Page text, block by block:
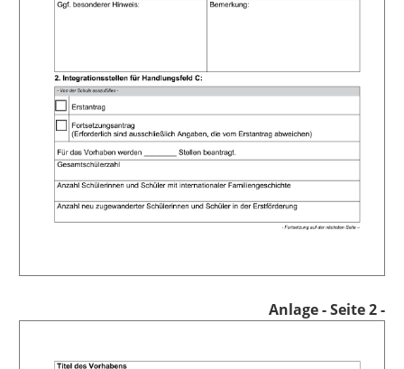
Anlage- Seite 2 -